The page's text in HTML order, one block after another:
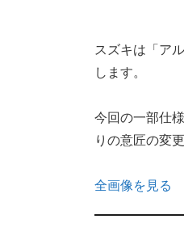
スズキは「ア
します。
今回の一部仕
りの意匠の変
全画像を見る